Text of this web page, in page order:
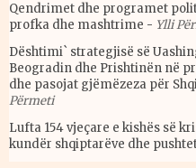
Qendrimet dhe programet
profka dhe mashtrime - Ylli
Dështimi` strategjisë së
Beogradin dhe Prishtinën në
dhe pasojat gjëmëzeza për
Përmeti
Lufta 154 vjeçare e kishës së
kundër shqiptarëve dhe